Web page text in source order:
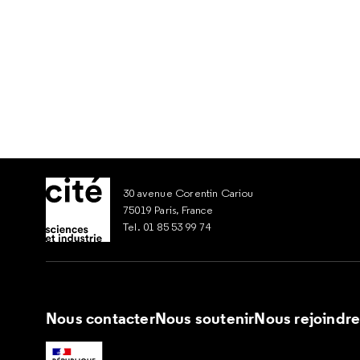
30 avenue Corentin Cariou
75019 Paris, France
Tel. 01 85 53 99 74
Nous contacterNous soutenirNous rejoindre